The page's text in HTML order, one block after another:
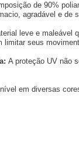
de 90%
agradável e de
leve e maleável
limitar seus
A proteção UV não
em diversas